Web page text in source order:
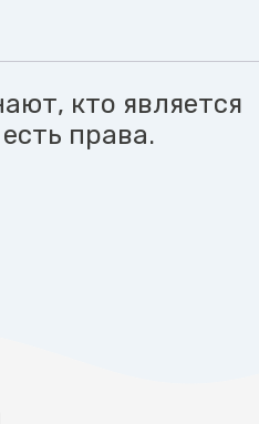
кто является
права.